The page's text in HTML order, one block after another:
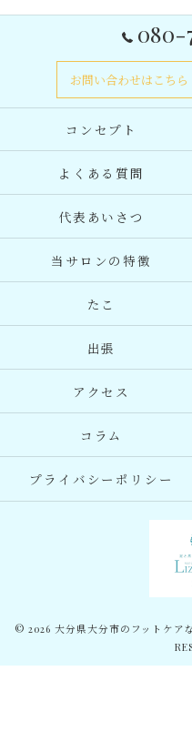
080-
お問い合わせはこちら
コンセプト
よくある質問
代表あいさつ
当サロンの特徴
たこ
出張
アクセス
コラム
プライバシーポリシー
© 2026 大分県大分市のフットケア